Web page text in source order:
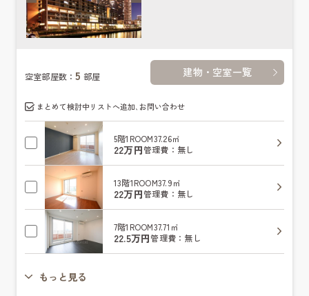
空室部屋数：5 部屋 建物・空室一覧
まとめて検討中リストへ追加､お問い合わせ
5階1ROOM37.26㎡
22万円管理費：無し
13階1ROOM37.9㎡
22万円管理費：無し
7階1ROOM37.71㎡
22.5万円管理費：無し
もっと見る